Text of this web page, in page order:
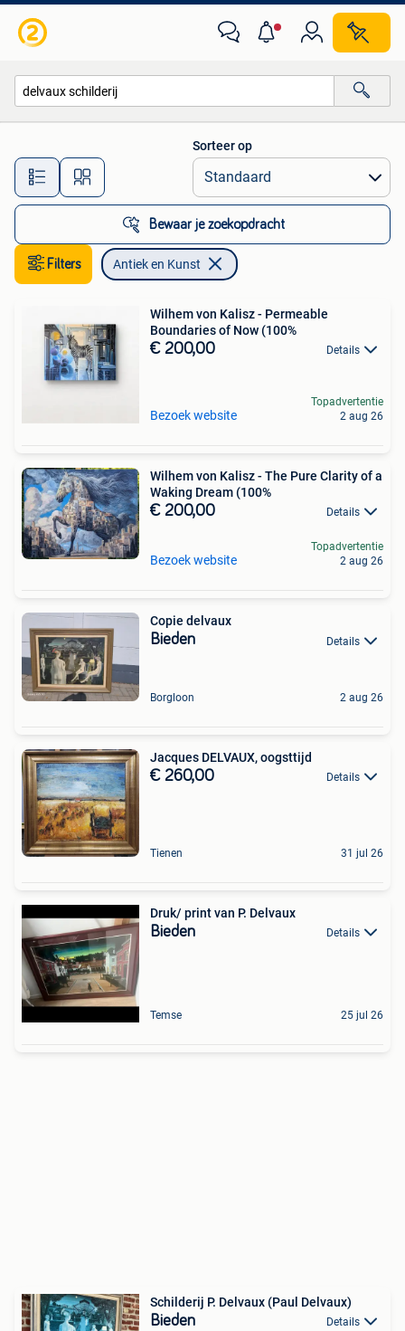
Alle afstanden…
Sorteer op
Bewaar je zoekopdracht
Filters Antiek en Kunst
Wilhem von Kalisz - Permeable
Boundaries of Now (100%
€ 200,00 Details
Bezoek website
Topadvertentie
2 aug 26
Wilhem von Kalisz - The Pure Clarity of a
Waking Dream (100%
€ 200,00 Details
Bezoek website
Topadvertentie
2 aug 26
Copie delvaux
Bieden Details
Borgloon 2 aug 26
Jacques DELVAUX, oogsttijd
€ 260,00 Details
Tienen 31 jul 26
Druk/ print van P. Delvaux
Bieden Details
Temse 25 jul 26
Schilderij P. Delvaux (Paul Delvaux)
Bieden Details